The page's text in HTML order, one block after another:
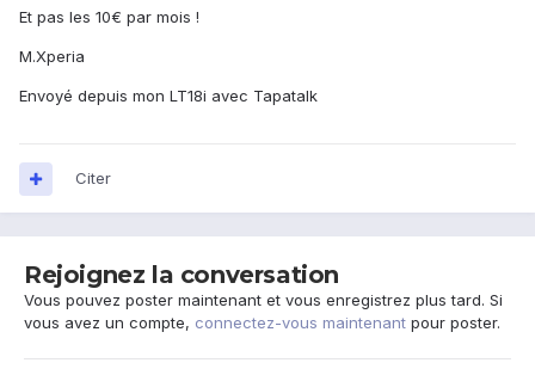
Et pas les 10€ par mois !
M.Xperia
Envoyé depuis mon LT18i avec Tapatalk
Citer
Rejoignez la conversation
Vous pouvez poster maintenant et vous enregistrez plus tard. Si
vous avez un compte, connectez-vous maintenant pour poster.